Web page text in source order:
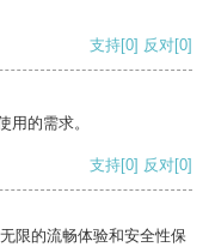
支持[0] 反对[0]
用的需求。
支持[0] 反对[0]
限的流畅体验和安全性保